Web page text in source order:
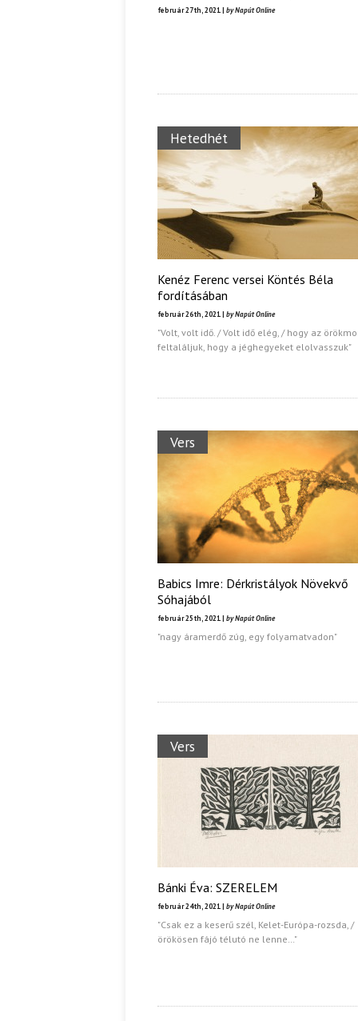
február 27th, 2021 | by Napút Online
Hetedhét
Kenéz Ferenc versei Köntés Béla
fordításában
február 26th, 2021 | by Napút Online
"Volt, volt idő. / Volt idő elég, / hogy az
feltaláljuk, hogy a jéghegyeket elolvasszuk"
Vers
Babics Imre: Dérkristályok Növekvő
Sóhajából
február 25th, 2021 | by Napút Online
"nagy áramerdő zúg, egy folyamatvadon"
Vers
Bánki Éva: SZERELEM
február 24th, 2021 | by Napút Online
"Csak ez a keserű szél, Kelet-Európa-rozsda, /
örökösen fájó télutó ne lenne…"
Káplán Géza: Erotikai